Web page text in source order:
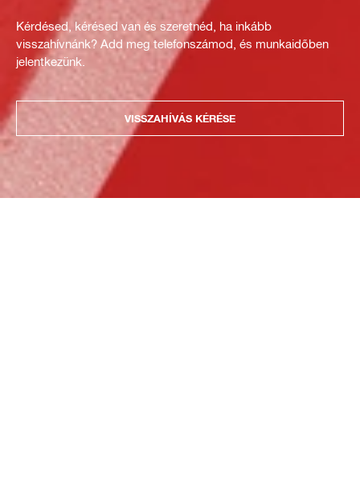
Kérdésed, kérésed van és szeretnéd, ha inkább
visszahívnánk? Add meg telefonszámod, és munkaidőben
jelentkezünk.
VISSZAHÍVÁS KÉRÉSE